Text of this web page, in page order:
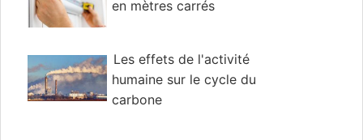
en mètres carrés
Les effets de l'activité
humaine sur le cycle du
carbone